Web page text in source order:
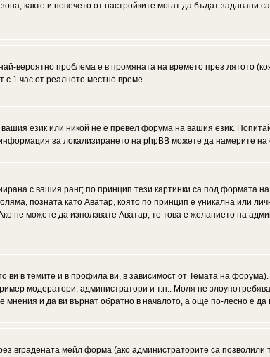
както и повечето от настройките могат да бъдат задавани
вероятно проблема е в промяната на времето през лятото
с 1 час от реалното местно време.
език или никой не е превел форума на вашия език.
за локализирането на phpBB можете да намерите
с вашия ранг; по принцип тези картинки са под формата
позната като Аватар, която по принцип е уникална или
не можете да използвате Аватар, то това е желанието на
в темите и в профила ви, в зависимост от Темата на
модератори, администратори и т.н.. Моля не
и да ви върнат обратно в началото, а още по-лесно е да
вградената мейл форма (ако администраторите са позволили